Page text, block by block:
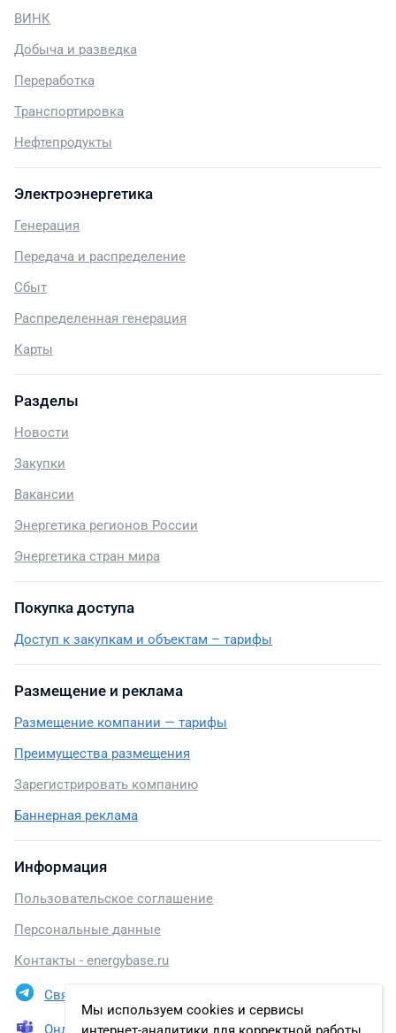
Мы используем cookies и сервисы
ВИНК
Добыча и разведка
Переработка
Транспортировка
Нефтепродукты
Электроэнергетика
Генерация
Передача и распределение
Сбыт
Распределенная генерация
Карты
Разделы
Новости
Закупки
Вакансии
Энергетика регионов России
Энергетика стран мира
Покупка доступа
Доступ к закупкам и объектам – тарифы
Размещение и реклама
Размещение компании — тарифы
Преимущества размещения
Зарегистрировать компанию
Баннерная реклама
Информация
Пользовательское соглашение
Персональные данные
Контакты - energybase.ru
Связаться в Telegram
Онлайн презентация